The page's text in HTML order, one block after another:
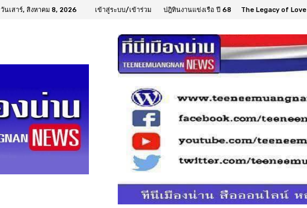
วันเสาร์, สิงหาคม 8, 2026 เข้าสู่ระบบ/เข้าร่วม ปฎิทินงานแข่งเรือ ปี 68 The Legacy of Love